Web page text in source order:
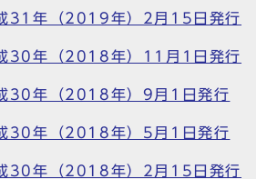
年（2019年）2月15日発行
年（2018年）11月1日発行
年（2018年）9月1日発行
年（2018年）5月1日発行
年（2018年）2月15日発行